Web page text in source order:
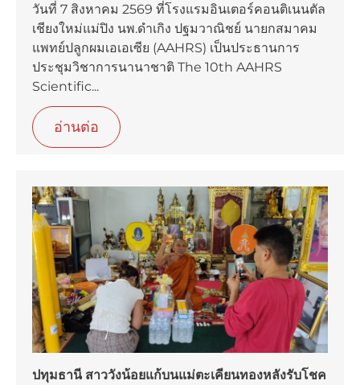
วันที่ 7 สิงหาคม 2569 ที่โรงแรมอินเตอร์คอนติเนนตัล
เชียงใหม่แม่ปิง นพ.ดำเกิง ปฐมวาณิชย์ นายกสมาคม
แพทย์ปลูกผมเอเอเซีย (AAHRS) เป็นประธานการ
ประชุมวิชาการนานาชาติ The 10th AAHRS
Scientific...
อ่านต่อ
ปทุมธานี สาววังน้อยแก้บนแม่ตะเคียนทองหลังรับโชค